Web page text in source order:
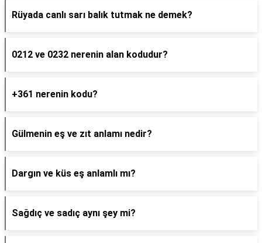
Rüyada canlı sarı balık tutmak ne demek?
0212 ve 0232 nerenin alan kodudur?
+361 nerenin kodu?
Gülmenin eş ve zıt anlamı nedir?
Dargın ve küs eş anlamlı mı?
Sağdıç ve sadıç aynı şey mi?